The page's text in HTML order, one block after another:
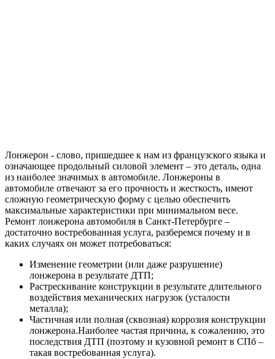
Лонжерон - слово, пришедшее к нам из французского языка и
означающее продольный силовой элемент – это деталь, одна
из наиболее значимых в автомобиле. Лонжероны в
автомобиле отвечают за его прочность и жесткость, имеют
сложную геометрическую форму с целью обеспечить
максимальные характеристики при минимальном весе.
Ремонт лонжерона автомобиля в Санкт-Петербурге –
достаточно востребованная услуга, разберемся почему и в
каких случаях он может потребоваться:
Изменение геометрии (или даже разрушение)
лонжерона в результате ДТП;
Растрескивание конструкции в результате длительного
воздействия механических нагрузок (усталости
металла);
Частичная или полная (сквозная) коррозия конструкции
лонжерона.Наиболее частая причина, к сожалению, это
последствия ДТП (поэтому и кузовной ремонт в СПб –
такая востребованная услуга).